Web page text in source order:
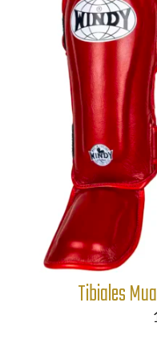
Tibiales